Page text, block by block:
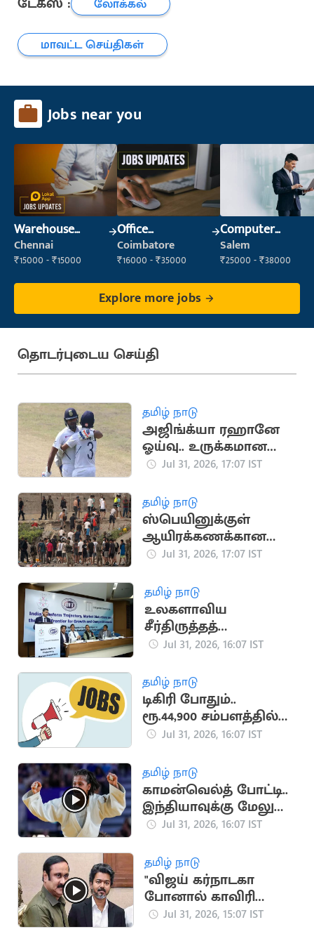
மாவட்ட செய்திகள்
Jobs near you
Warehouse
Supervisor
(Warehouse &
Chennai
₹15000 - ₹15000
Office
Administrator
Coimbatore
₹16000 - ₹35000
Computer
Operator
Salem
₹25000 - ₹38000
Explore more jobs
தொடர்புடைய செய்தி
தமிழ் நாடு
அஜிங்க்யா ரஹானே
ஓய்வு.. உருக்கமான
பதிவை வெளியிட்ட
Jul 31, 2026, 17:07 IST
தமிழ் நாடு
ஸ்பெயினுக்குள்
ஆயிரக்கணக்கான
அகதிகள்
பரபரப்பு.. நெரிசலில்
சிக்கி 9 பேர் பலி
Jul 31, 2026, 17:07 IST
தமிழ் நாடு
உலகளாவிய
சீர்திருத்தத்
தரவரிசையில் இந்தியா
முன்னேற்றம்
Jul 31, 2026, 16:07 IST
தமிழ் நாடு
டிகிரி போதும்..
ரூ.44,900 சம்பளத்தில்
மத்திய அரசு வேலை
Jul 31, 2026, 16:07 IST
தமிழ் நாடு
காமன்வெல்த் போட்டி..
இந்தியாவுக்கு மேலும்
ஒரு தங்கம்
Jul 31, 2026, 16:07 IST
தமிழ் நாடு
"விஜய் கர்நாடகா
போனால் காவிரி
வந்துவிடாது" -
Jul 31, 2026, 15:07 IST